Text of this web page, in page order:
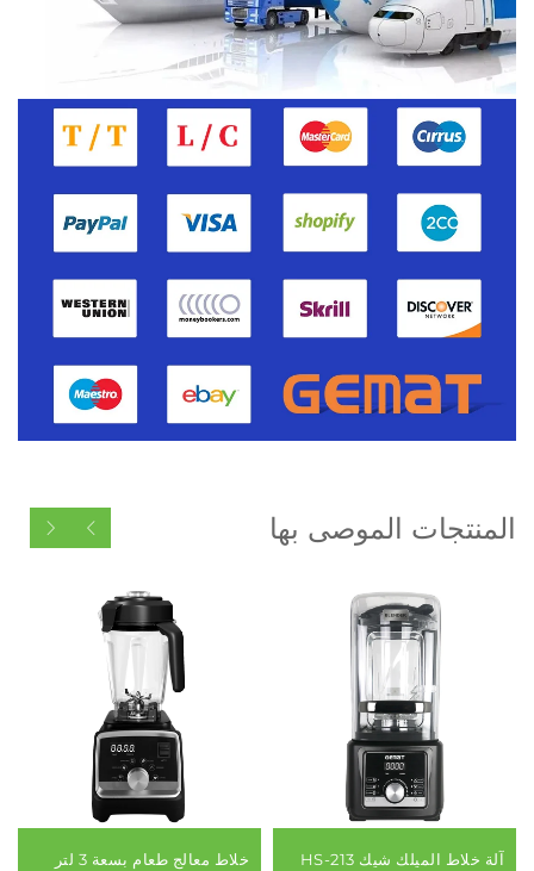
المنتجات الموصى بها
آلة خلاط الميلك شيك HS-213
خلاط معالج طعام بسعة 3 لتر